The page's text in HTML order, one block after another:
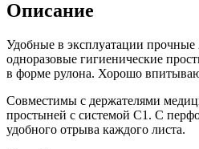
Описание
Удобные в эксплуатации
одноразовые гигиенические
в форме рулона. Хорошо
Совместимы с держателями
простыней с системой C1. С
удобного отрыва каждого листа.